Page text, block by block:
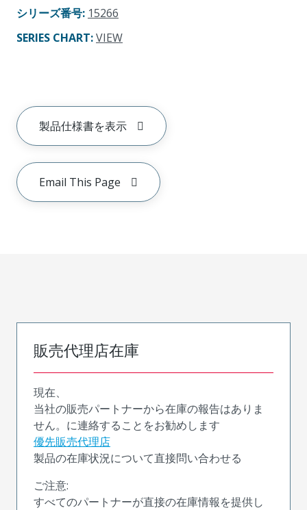
シリーズ番号: 15266
SERIES CHART:VIEW
製品仕様書を表示
Email This Page
販売代理店在庫
現在、
当社の販売パートナーから在庫の報告はありま
せん。に連絡することをお勧めします
優先販売代理店
製品の在庫状況について直接問い合わせる
ご注意:
すべてのパートナーが直接の在庫情報を提供し